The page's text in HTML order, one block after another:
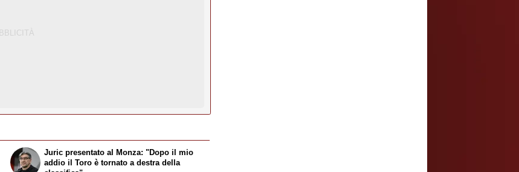
Juric presentato al Monza: "Dopo il mio
addio il Toro è tornato a destra della